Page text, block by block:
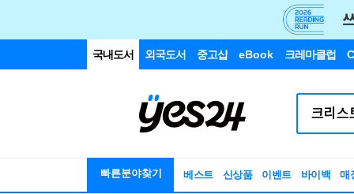
국내도서 외국도서 중고샵 eBook 크레마클럽
빠른분야찾기 베스트 신상품 이벤트 바이백 매